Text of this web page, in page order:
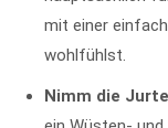
mit einer
wohlfühlst.
Nimm die